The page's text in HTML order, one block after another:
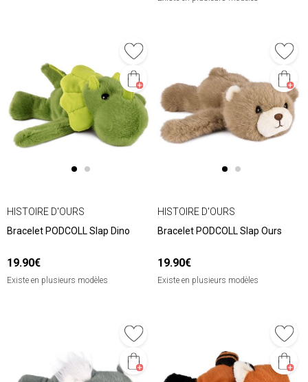
HISTOIRE D'OURS
Bracelet PODCOLL Slap Dino
19.90€
Existe en plusieurs modèles
HISTOIRE D'OURS
Bracelet PODCOLL Slap Ours
19.90€
Existe en plusieurs modèles